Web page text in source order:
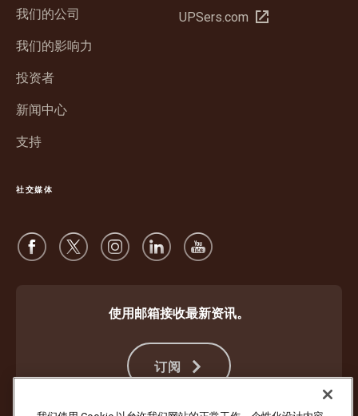
我们的公司
我们的影响力
投资者
新闻中心
支持
窗
UPSers.com 在
社交媒体
使用邮箱接收最新资讯。
订阅